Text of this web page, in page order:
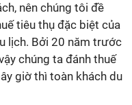
nên chúng tôi đề
tiêu thụ đặc biệt của
lịch. Bởi 20 năm trước
chúng ta đánh thuế
giờ thì toàn khách du